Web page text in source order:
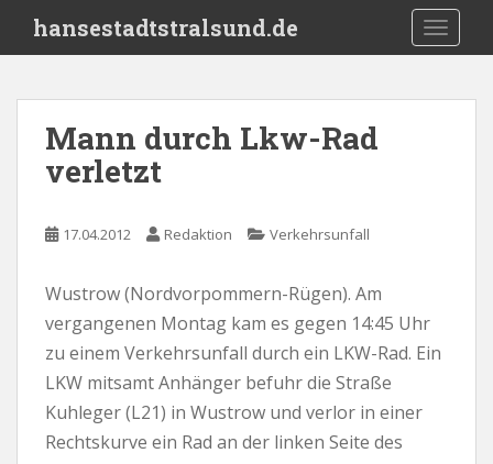
i
hansestadtstralsund.de
Mann durch Lkw-Rad
verletzt
17.04.2012 Redaktion Verkehrsunfall
Wustrow (Nordvorpommern-Rügen). Am
vergangenen Montag kam es gegen 14:45 Uhr
zu einem Verkehrsunfall durch ein LKW-Rad. Ein
LKW mitsamt Anhänger befuhr die Straße
Kuhleger (L21) in Wustrow und verlor in einer
Rechtskurve ein Rad an der linken Seite des